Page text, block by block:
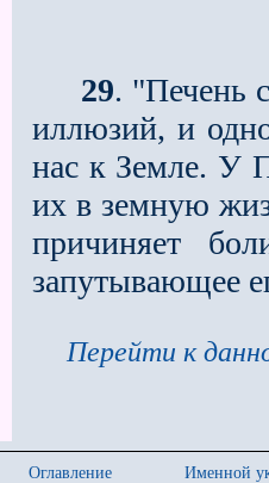
29. "Печень
иллюзий, и
нас к Земле. У
их в земную
причиняет
запутывающее
Перейти к
Оглавление
Именной